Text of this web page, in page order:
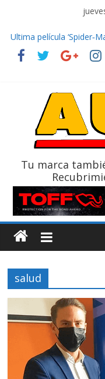
El costo de tener un
decidir
Ultima película
La Vuelta al Ecuador
La FEDAK recibe 12
Tu marca
salud